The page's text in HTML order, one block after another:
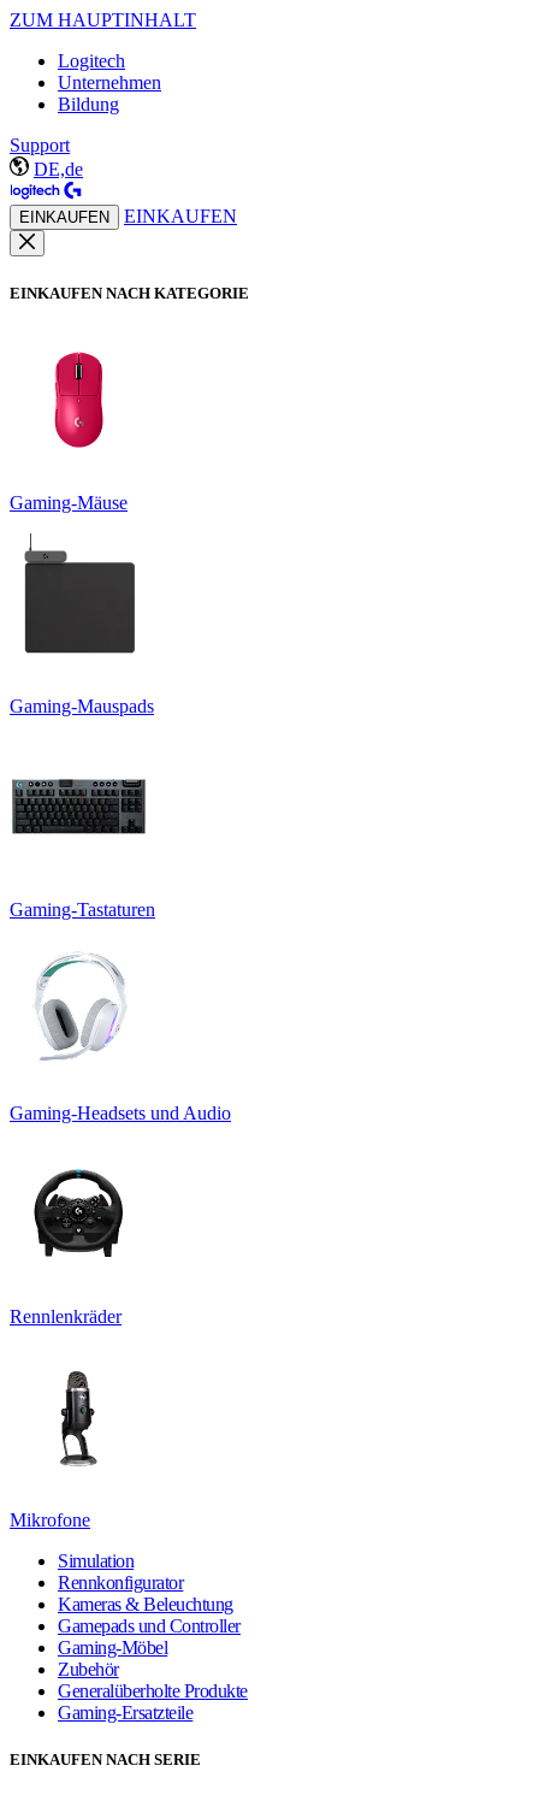
ZUM HAUPTINHALT
Logitech
Unternehmen
Bildung
Support
DE,de
EINKAUFEN EINKAUFEN
EINKAUFEN NACH KATEGORIE
Gaming-Mäuse
Gaming-Mauspads
Gaming-Tastaturen
Gaming-Headsets und Audio
Rennlenkräder
Mikrofone
Simulation
Rennkonfigurator
Kameras & Beleuchtung
Gamepads und Controller
Gaming-Möbel
Zubehör
Generalüberholte Produkte
Gaming-Ersatzteile
EINKAUFEN NACH SERIE